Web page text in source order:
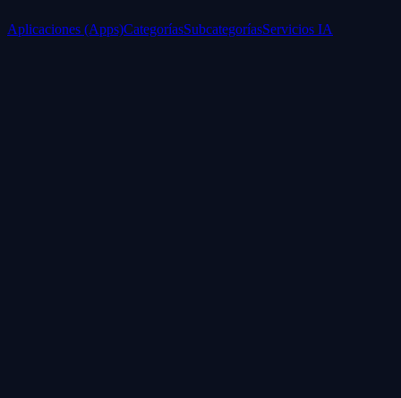
Aplicaciones (Apps)CategoríasSubcategoríasServicios IA